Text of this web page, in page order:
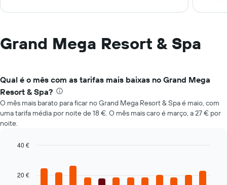
Grand Mega Resort & Spa
Qual é o mês com as tarifas mais baixas no Grand Mega
Resort & Spa?
O mês mais barato para ficar no Grand Mega Resort & Spa é maio, com
uma tarifa média por noite de 18 €. O mês mais caro é março, a 27 € por
noite.
with
12
20 €
40 €